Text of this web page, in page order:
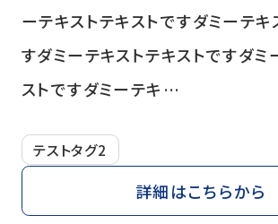
ーテキストテキストですダミーテキ
すダミーテキストテキストですダミ
ストですダミーテキ…
テストタグ2
詳細はこちらから